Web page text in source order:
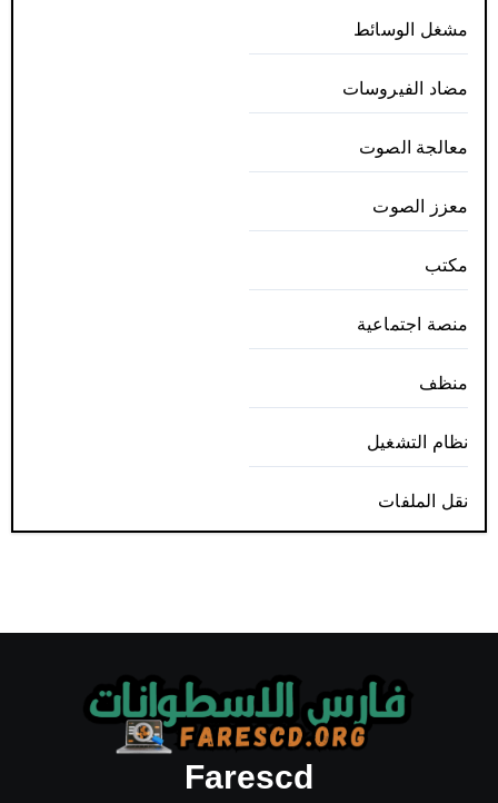
مشغل الوسائط
مضاد الفيروسات
معالجة الصوت
معزز الصوت
مكتب
منصة اجتماعية
منظف
نظام التشغيل
نقل الملفات
Farescd